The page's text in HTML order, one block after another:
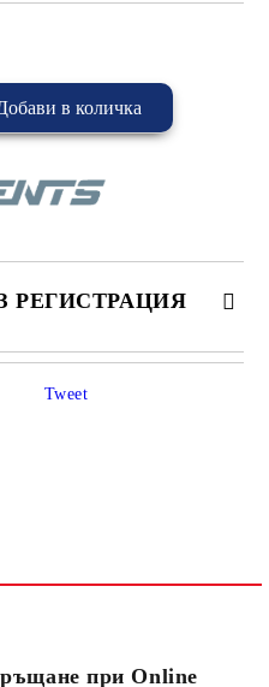
РЕГИСТРАЦИЯ
4 ПОЛЕТА
за лични данни
на работния ден.
Tweet
при Online